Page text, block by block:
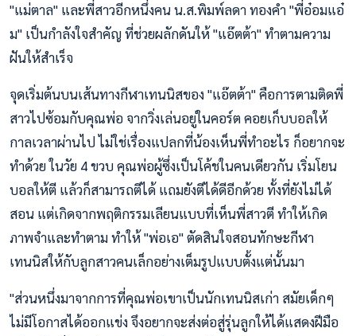
"แม่ตาล" และพี่สาวอีกหนึ่งคน น.ส.พิมพ์ลดา ทองคำ "พี่อ๋อมแอ๋
ม" เป็นกำลังใจสำคัญ ที่ช่วยผลักดันให้ "แอ๊ตต้า" ทำตามความ
ฝันให้สำเร็จ
จุดเริ่มต้นบนเส้นทางกีฬาเทนนิสของ "แอ๊ตต้า" คือการตามติดพี่
สาวไปซ้อมกับคุณพ่อ จากวิ่งเล่นอยู่ในคอร์ต คอยเก็บบอลให้
กาลเวลาผ่านไป ไม่ใช่เรื่องแปลกที่น้องเห็นพี่ทำอะไร ก็อยากจะ
ทำด้วย ในวัย 4 ขวบ คุณพ่อผู้ซึ่งเป็นโค้ชในคนเดียวกัน เริ่มโยน
บอลให้ตี แล้วก็สามารถตีได้ แถมยังตีได้ดีอีกด้วย ทั้งที่ยังไม่ได้
สอน แต่เกิดจากพฤติกรรมเลียนแบบที่เห็นพี่สาวตี ทำให้เกิด
ภาพจำและทำตาม ทำให้ "พ่อเอ" ตัดสินใจสอนทักษะกีฬา
เทนนิสให้กับลูกสาวคนเล็กอย่างเต็มรูปแบบตั้งแต่นั้นมา
"ส่วนหนึ่งมาจากการที่คุณพ่อเขาเป็นนักเทนนิสเก่า สมัยเด็กๆ
ไม่มีโอกาสได้ออกแข่ง จึงอยากจะส่งต่อสู่รุ่นลูกให้ได้แสดงฝีมือ